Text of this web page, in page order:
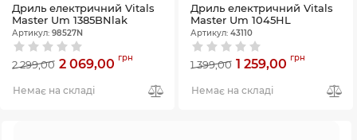
Дриль електричний Vitals
Master Um 1385BNlak
Артикул: 98527N
2 299,00 2 069,00 грн
Немає на складі
Дриль електричний Vitals
Master Um 1045HL
Артикул: 43110
1 399,00 1 259,00 грн
Немає на складі